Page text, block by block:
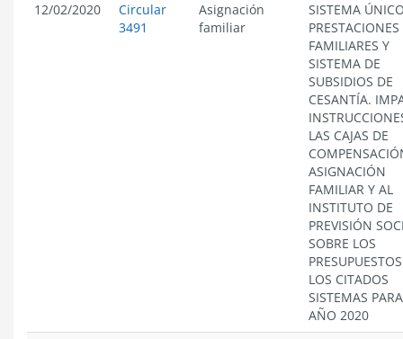
12/02/2020
Circular
3491
Asignación
familiar
SISTEMA
PRESTACIONES
FAMILIARES Y
SISTEMA DE
SUBSIDIOS DE
CESANTÍA.
LAS CAJAS DE
ASIGNACIÓN
FAMILIAR Y AL
INSTITUTO DE
PREVISIÓN
SOBRE LOS
LOS CITADOS
SISTEMAS
AÑO 2020